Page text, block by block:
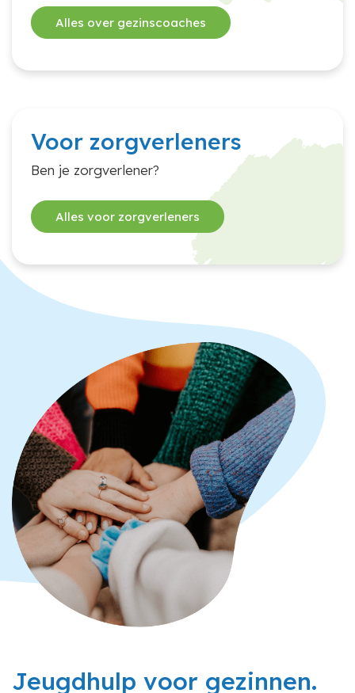
Alles over gezinscoaches
Voor zorgverleners
Ben je zorgverlener?
Alles voor zorgverleners
Jeugdhulp voor gezinnen.